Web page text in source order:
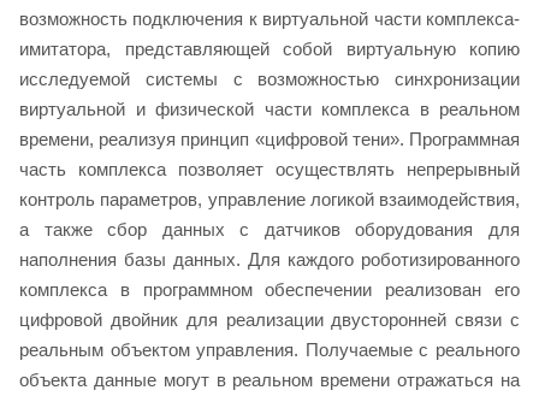
возможность подключения к виртуальной части комплекса-
имитатора, представляющей собой виртуальную копию
исследуемой системы с возможностью синхронизации
виртуальной и физической части комплекса в реальном
времени, реализуя принцип «цифровой тени». Программная
часть комплекса позволяет осуществлять непрерывный
контроль параметров, управление логикой взаимодействия,
а также сбор данных с датчиков оборудования для
наполнения базы данных. Для каждого роботизированного
комплекса в программном обеспечении реализован его
цифровой двойник для реализации двусторонней связи с
реальным объектом управления. Получаемые с реального
объекта данные могут в реальном времени отражаться на